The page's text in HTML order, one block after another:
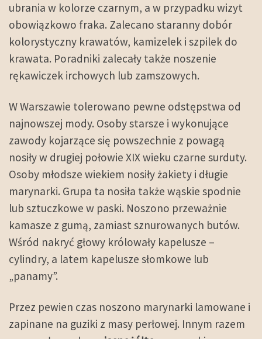
ubrania w kolorze czarnym, a w przypadku wizyt
obowiązkowo fraka. Zalecano staranny dobór
kolorystyczny krawatów, kamizelek i szpilek do
krawata. Poradniki zalecały także noszenie
rękawiczek irchowych lub zamszowych.
W Warszawie tolerowano pewne odstępstwa od
najnowszej mody. Osoby starsze i wykonujące
zawody kojarzące się powszechnie z powagą
nosiły w drugiej połowie XIX wieku czarne surduty.
Osoby młodsze wiekiem nosiły żakiety i długie
marynarki. Grupa ta nosiła także wąskie spodnie
lub sztuczkowe w paski. Noszono przeważnie
kamasze z gumą, zamiast sznurowanych butów.
Wśród nakryć głowy królowały kapelusze –
cylindry, a latem kapelusze słomkowe lub
„panamy”.
Przez pewien czas noszono marynarki lamowane i
zapinane na guziki z masy perłowej. Innym razem